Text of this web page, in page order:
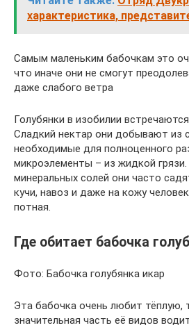
характеристика,
Самым маленьким бабочкам это
что иначе они не смогут
даже слабого ветра
Голубянки в изобилии
Сладкий нектар они добывают из
необходимые для полноценного
микроэлементы – из жидкой грязи.
минеральных солей они часто
кучи, навоз и даже на кожу
потная.
Где обитает бабочка
Фото: Бабочка голубянка икар
Эта бабочка очень любит тёплую,
значительная часть её видов